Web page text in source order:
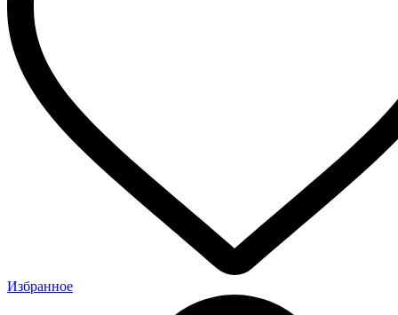
Избранное